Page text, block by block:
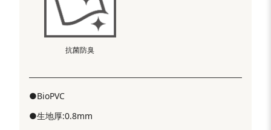
抗菌防臭
●BioPVC
●生地厚:0.8mm